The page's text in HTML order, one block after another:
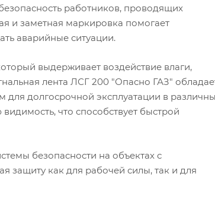
работников, проводящих
и заметная маркировка помогает
аварийные ситуации.
выдерживает воздействие влаги,
лента ЛСГ 200 "Опасно ГАЗ"
долгосрочной эксплуатации в
что способствует быстрой
безопасности на объектах с
защиту как для рабочей силы, так и для